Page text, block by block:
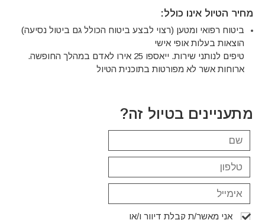
מחיר הטיול אינו כולל:
ביטוח רפואי ומטען (רצוי לבצע ביטוח הכולל גם ביטול נסיעה)
הוצאות בעלות אופי אישי
טיפים לנותני שירות. ייאספו 25 אירו לאדם במהלך החופשה.
ארוחות אשר לא מפורטות בתוכנית הטיול
מתעניינים בטיול זה?
אני מאשר/ת קבלת דיוור ו/או